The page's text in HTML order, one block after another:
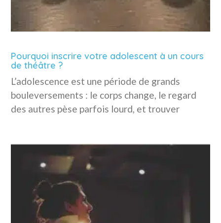
Pourquoi inscrire votre adolescent à un cours
de théâtre ?
L’adolescence est une période de grands
bouleversements : le corps change, le regard
des autres pèse parfois lourd, et trouver